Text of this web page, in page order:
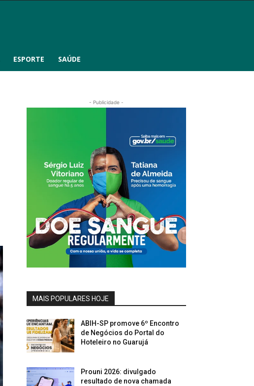
ESPORTE SAÚDE
- Publicidade -
MAIS POPULARES HOJE
ABIH-SP promove 6º Encontro
de Negócios do Portal do
Hoteleiro no Guarujá
Prouni 2026: divulgado
resultado de nova chamada